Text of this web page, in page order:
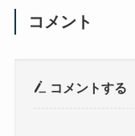
コメント
コメントする